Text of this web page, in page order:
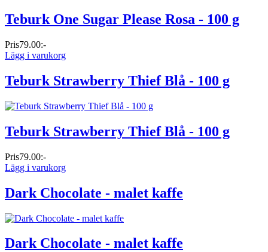
Teburk One Sugar Please Rosa - 100 g
Pris79.00:-
Lägg i varukorg
Teburk Strawberry Thief Blå - 100 g
Teburk Strawberry Thief Blå - 100 g
Pris79.00:-
Lägg i varukorg
Dark Chocolate - malet kaffe
Dark Chocolate - malet kaffe